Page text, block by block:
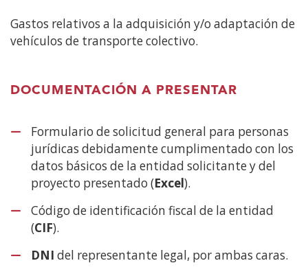
Gastos relativos a la adquisición y/o adaptación de
vehículos de transporte colectivo.
DOCUMENTACIÓN A PRESENTAR
Formulario de solicitud general para personas
jurídicas debidamente cumplimentado con los
datos básicos de la entidad solicitante y del
proyecto presentado (Excel).
Código de identificación fiscal de la entidad
(CIF).
DNI del representante legal, por ambas caras.